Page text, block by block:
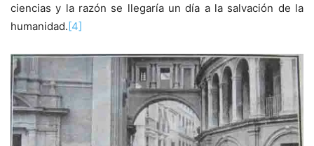
ciencias y la razón se llegaría un día a la salvación de la
humanidad.[4]